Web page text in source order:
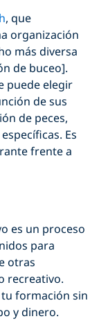
, que
organización
más diversa
de buceo].
puede elegir
de sus
de peces,
Es
frente a
es un proceso
para
otras
recreativo.
formación sin
y dinero.